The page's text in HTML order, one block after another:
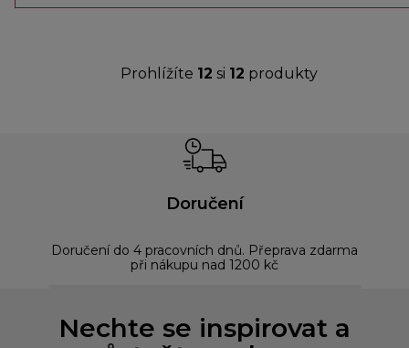
Prohlížíte 12 si 12 produkty
Doručení
Doručení do 4 pracovních dnů. Přeprava zdarma
při nákupu nad 1200 kč
Nechte se inspirovat a